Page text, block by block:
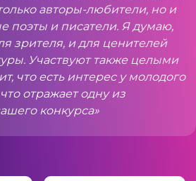
авторы-любители, но и
поэты и писатели. Я думаю,
зрителя, и для ценителей
Участвуют также целыми
что есть интерес у молодого
отражает одну из
конкурса»